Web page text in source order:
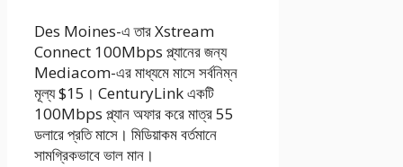
Des Moines-এ তার Xstream
Connect 100Mbps প্ল্যানের জন্য
Mediacom-এর মাধ্যমে মাসে সর্বনিম্ন
মূল্য $15। CenturyLink একটি
100Mbps প্ল্যান অফার করে মাত্র 55
ডলারে প্রতি মাসে। মিডিয়াকম বর্তমানে
সামগ্রিকভাবে ভাল মান।